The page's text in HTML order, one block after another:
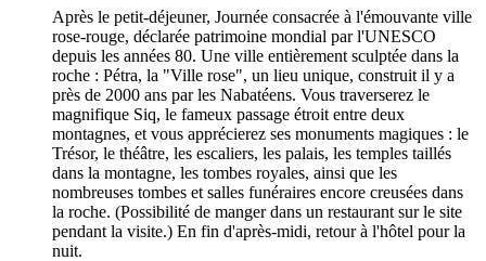
Après le petit-déjeuner, Journée consacrée à l'émouvante ville
rose-rouge, déclarée patrimoine mondial par l'UNESCO
depuis les années 80. Une ville entièrement sculptée dans la
roche : Pétra, la "Ville rose", un lieu unique, construit il y a
près de 2000 ans par les Nabatéens. Vous traverserez le
magnifique Siq, le fameux passage étroit entre deux
montagnes, et vous apprécierez ses monuments magiques : le
Trésor, le théâtre, les escaliers, les palais, les temples taillés
dans la montagne, les tombes royales, ainsi que les
nombreuses tombes et salles funéraires encore creusées dans
la roche. (Possibilité de manger dans un restaurant sur le site
pendant la visite.) En fin d'après-midi, retour à l'hôtel pour la
nuit.